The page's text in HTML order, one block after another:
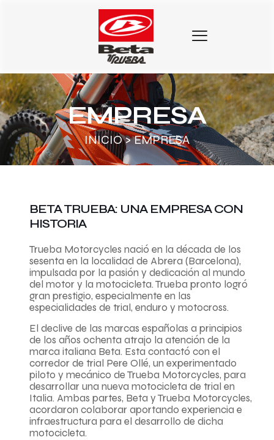
EMPRESA
INICIO> EMPRESA
BETA TRUEBA: UNA EMPRESA CON
HISTORIA
Trueba Motorcycles nació en la década de los
sesenta en la localidad de Abrera (Barcelona),
impulsada por la pasión y dedicación al mundo
del motor y la motocicleta. Trueba pronto logró
gran prestigio, especialmente en las
especialidades de trial, enduro y motocross.
El declive de las marcas españolas a principios
de los años ochenta atrajo la atención de la
marca italiana Beta. Esta contactó con el
corredor de trial Pere Ollé, un experimentado
piloto y mecánico de Trueba Motorcycles, para
desarrollar una nueva motocicleta de trial en
Italia. Ambas partes, Beta y Trueba Motorcycles,
acordaron colaborar aportando experiencia e
infraestructura para el desarrollo de dicha
motocicleta.